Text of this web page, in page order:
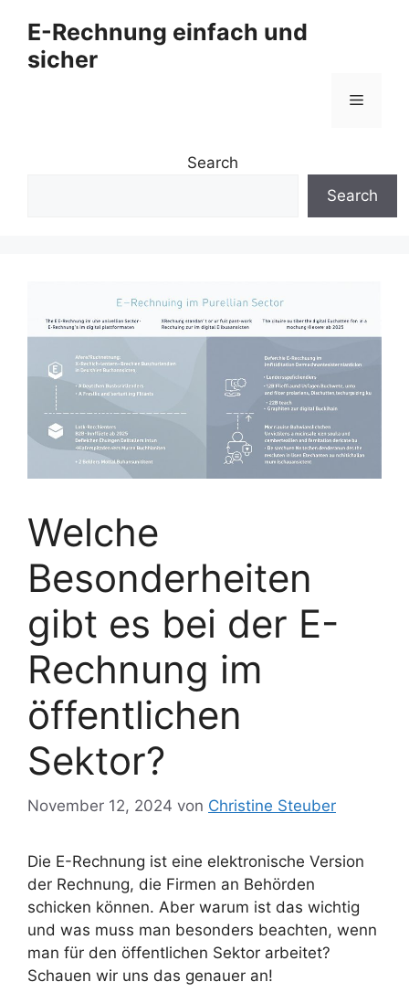
Inhalt
springen
E-Rechnung einfach und
sicher
Menü
Search
Search
Welche
Besonderheiten
gibt es bei der E-
Rechnung im
öffentlichen
Sektor?
November 12, 2024 von Christine Steuber
Die E-Rechnung ist eine elektronische Version
der Rechnung, die Firmen an Behörden
schicken können. Aber warum ist das wichtig
und was muss man besonders beachten, wenn
man für den öffentlichen Sektor arbeitet?
Schauen wir uns das genauer an!